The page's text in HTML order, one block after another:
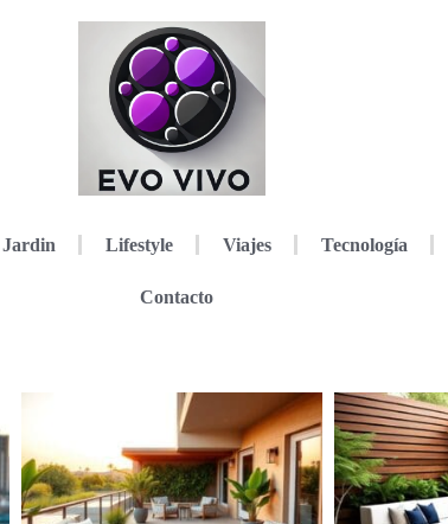
Jardin Lifestyle Viajes Tecnología
Contacto